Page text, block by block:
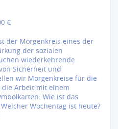
€
der Morgenkreis eines der
der sozialen
wiederkehrende
Sicherheit und
wir Morgenkreise für die
die Arbeit mit einem
Wie ist das
Wochentag ist heute?